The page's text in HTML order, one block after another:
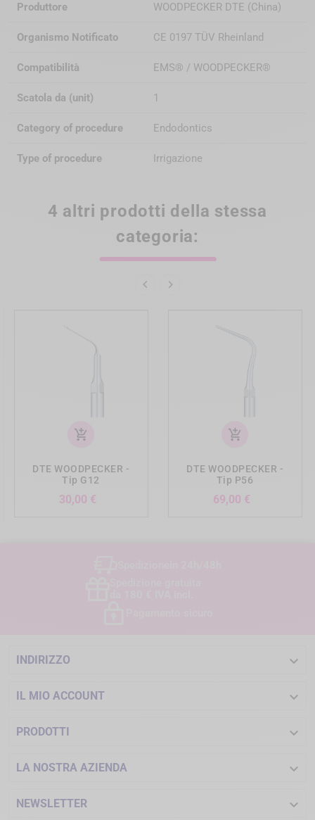
Produttore WOODPECKER DTE (China)
Organismo Notificato CE 0197 TÜV Rheinland
Compatibilità EMS® / WOODPECKER®
Scatola da (unit) 1
Category of procedure Endodontics
Type of procedure Irrigazione
4 altri prodotti della stessa
categoria:
 
add_shopping_cart
DTE WOODPECKER -
Tip G12
30,00 €
add_shopping_cart
DTE WOODPECKER -
Tip P56
69,00 €
INDIRIZZO 
IL MIO ACCOUNT 
PRODOTTI 
LA NOSTRA AZIENDA 
NEWSLETTER 